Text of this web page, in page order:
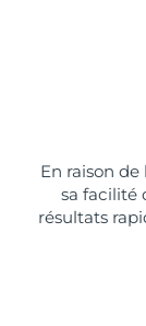
En raison
sa facilité
résultats